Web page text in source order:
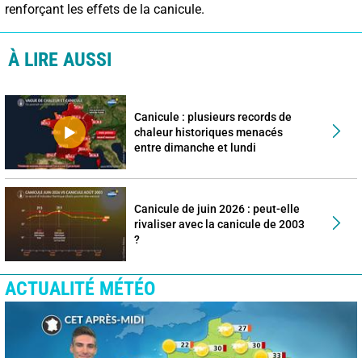
renforçant les effets de la canicule.
À LIRE AUSSI
Canicule : plusieurs records de
chaleur historiques menacés
entre dimanche et lundi
Canicule de juin 2026 : peut-elle
rivaliser avec la canicule de 2003
?
ACTUALITÉ MÉTÉO